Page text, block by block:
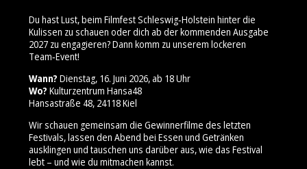
Du hast Lust, beim Filmfest Schleswig‑Holstein hinter die
Kulissen zu schauen oder dich ab der kommenden Ausgabe
2027 zu engagieren? Dann komm zu unserem lockeren
Team‑Event!
Wann? Dienstag, 16. Juni 2026, ab 18 Uhr
Wo? Kulturzentrum Hansa48
Hansastraße 48, 24118 Kiel
Wir schauen gemeinsam die Gewinnerfilme des letzten
Festivals, lassen den Abend bei Essen und Getränken
ausklingen und tauschen uns darüber aus, wie das Festival
lebt – und wie du mitmachen kannst.